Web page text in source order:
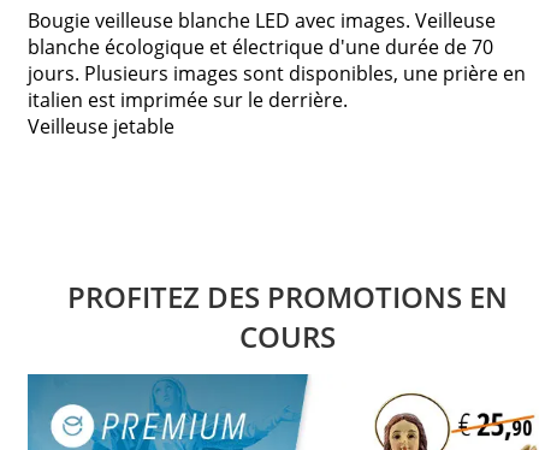
Bougie veilleuse blanche LED avec images. Veilleuse
blanche écologique et électrique d'une durée de 70
jours. Plusieurs images sont disponibles, une prière en
italien est imprimée sur le derrière.
Veilleuse jetable
PROFITEZ DES PROMOTIONS EN
COURS